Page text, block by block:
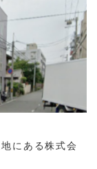
にある株式会